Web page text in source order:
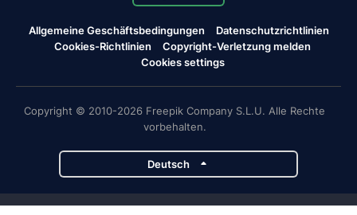
Allgemeine Geschäftsbedingungen
Datenschutzrichtlinien
Cookies-Richtlinien
Copyright-Verletzung melden
Cookies settings
Copyright © 2010-2026 Freepik Company S.L.U. Alle Rechte
vorbehalten.
Deutsch